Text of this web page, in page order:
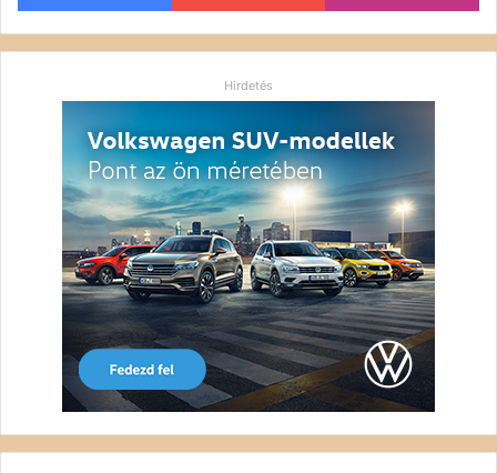
Hirdetés